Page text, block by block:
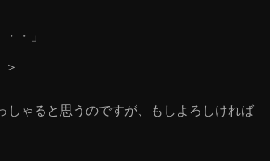
・」
ゃると思うのですが、もしよろしければ